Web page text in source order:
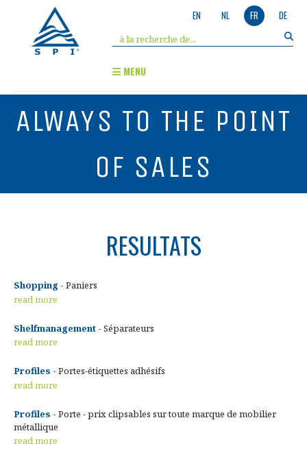
EN NL FR DE
MENU
ALWAYS TO THE POINT
OF SALES
RESULTATS
Shopping - Paniers
read more
Shelfmanagement - Séparateurs
read more
Profiles - Portes-étiquettes adhésifs
read more
Profiles - Porte - prix clipsables sur toute marque de mobilier
métallique
read more